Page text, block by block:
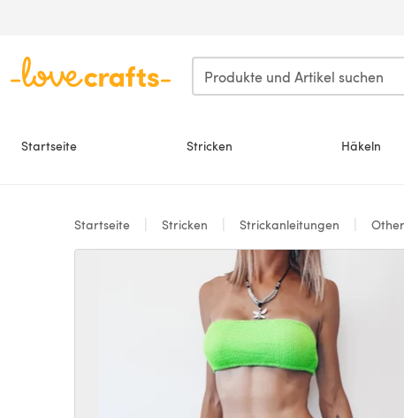
Startseite Stricken Häkeln
Startseite Stricken Strickanleitungen Other